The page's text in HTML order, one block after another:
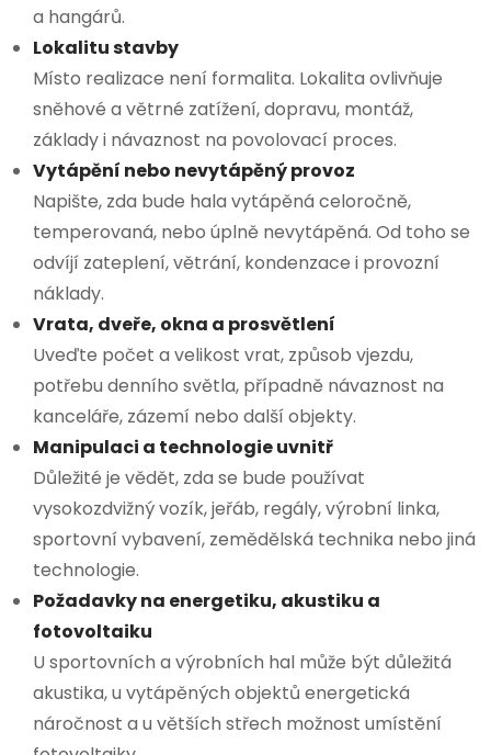
a hangárů.
Lokalitu stavby
Místo realizace není formalita. Lokalita ovlivňuje
sněhové a větrné zatížení, dopravu, montáž,
základy i návaznost na povolovací proces.
Vytápění nebo nevytápěný provoz
Napište, zda bude hala vytápěná celoročně,
temperovaná, nebo úplně nevytápěná. Od toho se
odvíjí zateplení, větrání, kondenzace i provozní
náklady.
Vrata, dveře, okna a prosvětlení
Uveďte počet a velikost vrat, způsob vjezdu,
potřebu denního světla, případně návaznost na
kanceláře, zázemí nebo další objekty.
Manipulaci a technologie uvnitř
Důležité je vědět, zda se bude používat
vysokozdvižný vozík, jeřáb, regály, výrobní linka,
sportovní vybavení, zemědělská technika nebo jiná
technologie.
Požadavky na energetiku, akustiku a
fotovoltaiku
U sportovních a výrobních hal může být důležitá
akustika, u vytápěných objektů energetická
náročnost a u větších střech možnost umístění